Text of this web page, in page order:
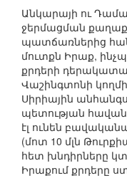
Անկարայի ու
ջերմացման
պատճառներից
մուտքն Իրաք,
քրդերի
Վաշինգտոնի
Սիրիային
պետության
էլ ունեն
(մոտ 10 մլն
հետ խնդիրները
Իրաքում քրդերը